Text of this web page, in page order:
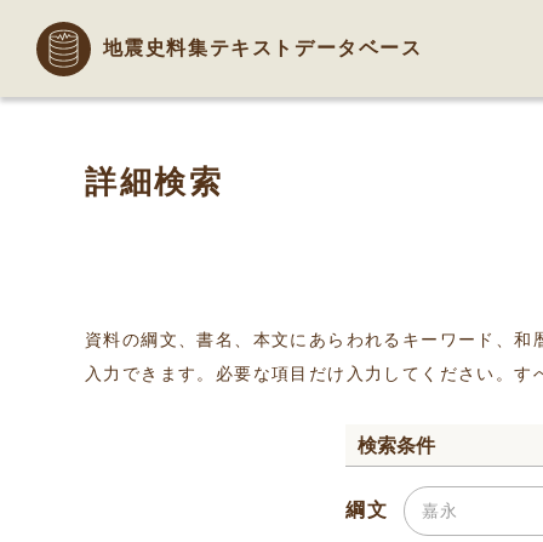
地震史料集テキストデータベース
詳細検索
資料の綱文、書名、本文にあらわれるキーワード、
入力できます。必要な項目だけ入力してください。
検索条件
綱文